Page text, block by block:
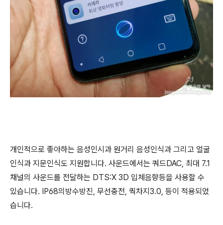
개인적으로 좋아하는 음성인시과 원거리 음성인식과 그리고 얼굴
인식과 지문인식도 지원합니다. 사운드에서는 쿼드DAC, 최대 7.1
채널의 사운드를 전달하는 DTS:X 3D 입체음향등을 사용할 수
있습니다. IP68의방수방진, 무선충전, 쿽차지3.0, 등이 적용되었
습니다.